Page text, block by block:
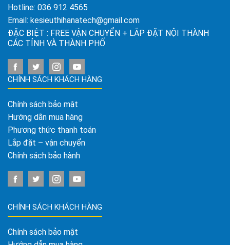
Hotline: 036 912 4565
Email: kesieuthihanatech@gmail.com
ĐẶC BIỆT : FREE VẬN CHUYỂN + LẮP ĐẶT NỘI THÀNH
CÁC TỈNH VÀ THÀNH PHỐ
CHÍNH SÁCH KHÁCH HÀNG
Chính sách bảo mật
Hướng dẫn mua hàng
Phương thức thanh toán
Lắp đặt – vận chuyển
Chính sách bảo hành
CHÍNH SÁCH KHÁCH HÀNG
Chính sách bảo mật